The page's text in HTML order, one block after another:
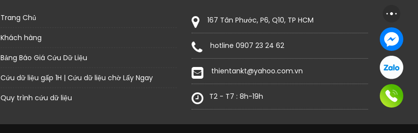
Trang Chủ
Khách hàng
Bảng Báo Giá Cứu Dữ Liệu
Cứu dữ liệu gấp 1H | Cứu dữ liệu chờ Lấy Ngay
Quy trình cứu dữ liệu
167 Tân Phước, P6, Q10, TP HCM
hotline 0907 23 24 62
thientankt@yahoo.com.vn
T2 - T7 : 8h-19h